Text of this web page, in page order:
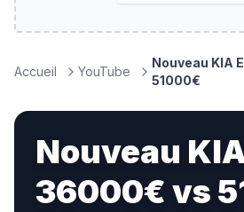
Accueil YouTube
Nouveau KIA
51000€
Nouveau
36000€ vs